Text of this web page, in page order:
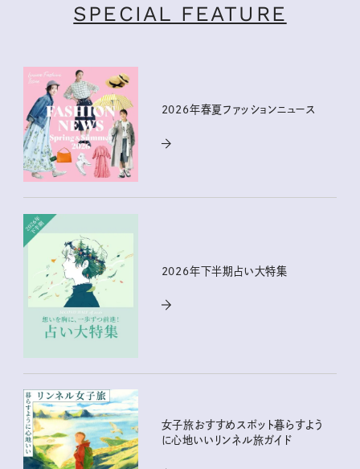
SPECIAL FEATURE
2026年春夏ファッションニュース
2026年下半期占い大特集
女子旅おすすめスポット暮らすよう
に心地いいリンネル旅ガイド